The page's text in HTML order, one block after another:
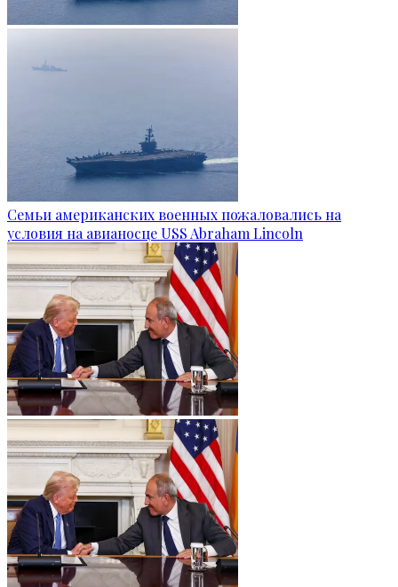
Семьи американских военных пожаловались на
условия на авианосце USS Abraham Lincoln